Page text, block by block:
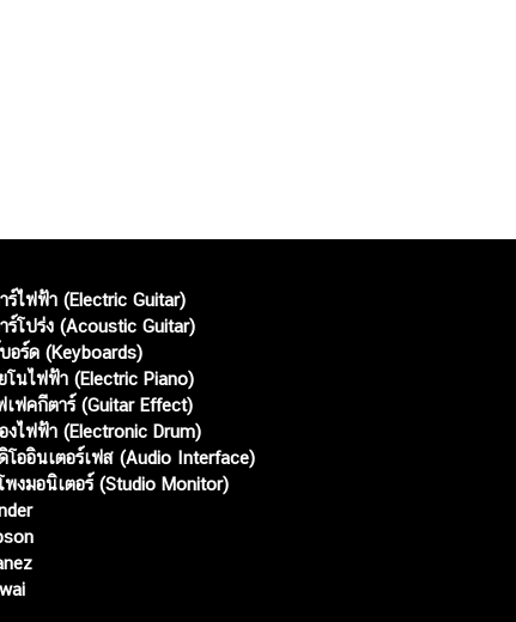
ร์ไฟฟ้า (Electric Guitar)
ร์โปร่ง (Acoustic Guitar)
อร์ด (Keyboards)
โนไฟฟ้า (Electric Piano)
เฟคกีตาร์ (Guitar Effect)
งไฟฟ้า (Electronic Drum)
โออินเตอร์เฟส (Audio Interface)
พงมอนิเตอร์ (Studio Monitor)